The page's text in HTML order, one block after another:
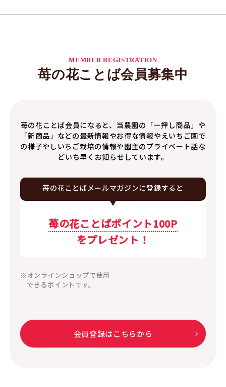
MEMBER REGISTRATION
苺の花ことば会員募集中
苺の花ことば会員になると、当農園の「一押し商品」や
「新商品」などの最新情報やお得な情報やえいちご園で
の様子やしいちご栽培の情報や園主のプライベート話な
どいち早くお知らせしています。
苺の花ことばメールマガジンに登録すると
苺の花ことばポイント100P
をプレゼント！
※オンラインショップで使用
できるポイントです。
会員登録はこちらから